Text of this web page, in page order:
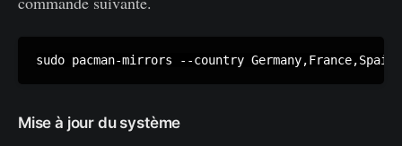
Mise à jour du système